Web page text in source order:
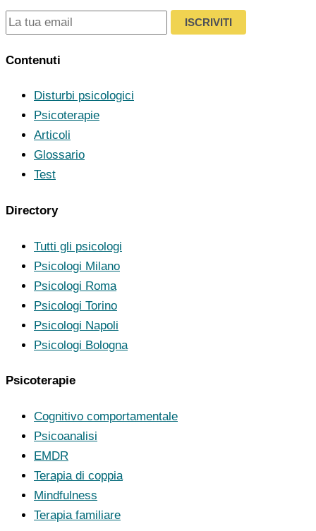
ISCRIVITI
Contenuti
Disturbi psicologici
Psicoterapie
Articoli
Glossario
Test
Directory
Tutti gli psicologi
Psicologi Milano
Psicologi Roma
Psicologi Torino
Psicologi Napoli
Psicologi Bologna
Psicoterapie
Cognitivo comportamentale
Psicoanalisi
EMDR
Terapia di coppia
Mindfulness
Terapia familiare